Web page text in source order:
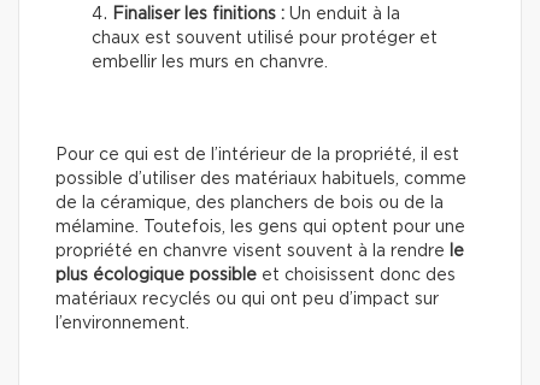
Finaliser les finitions : Un enduit à la
chaux est souvent utilisé pour protéger et
embellir les murs en chanvre.
Pour ce qui est de l’intérieur de la propriété, il est
possible d’utiliser des matériaux habituels, comme
de la céramique, des planchers de bois ou de la
mélamine. Toutefois, les gens qui optent pour une
propriété en chanvre visent souvent à la rendre
le
plus écologique possible et choisissent donc des
matériaux recyclés ou qui ont peu d’impact sur
l’environnement.